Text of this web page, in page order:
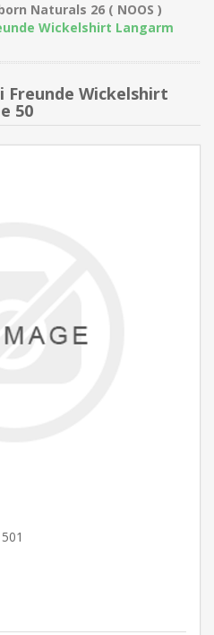
Naturals 26 ( NOOS )
Wickelshirt Langarm
Freunde Wickelshirt
50